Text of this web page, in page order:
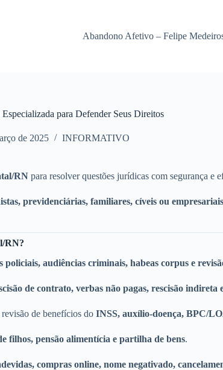
Abandono Afetivo – Felipe
para Defender Seus Direitos
de 2025 INFORMATIVO
RN para resolver questões jurídicas com segurança e
previdenciárias, familiares, cíveis ou empresariais
RN?
policiais, audiências criminais, habeas corpus e
de contrato, verbas não pagas, rescisão indireta
de benefícios do INSS, auxílio-doença, BPC/
filhos, pensão alimentícia e partilha de bens.
compras online, nome negativado,